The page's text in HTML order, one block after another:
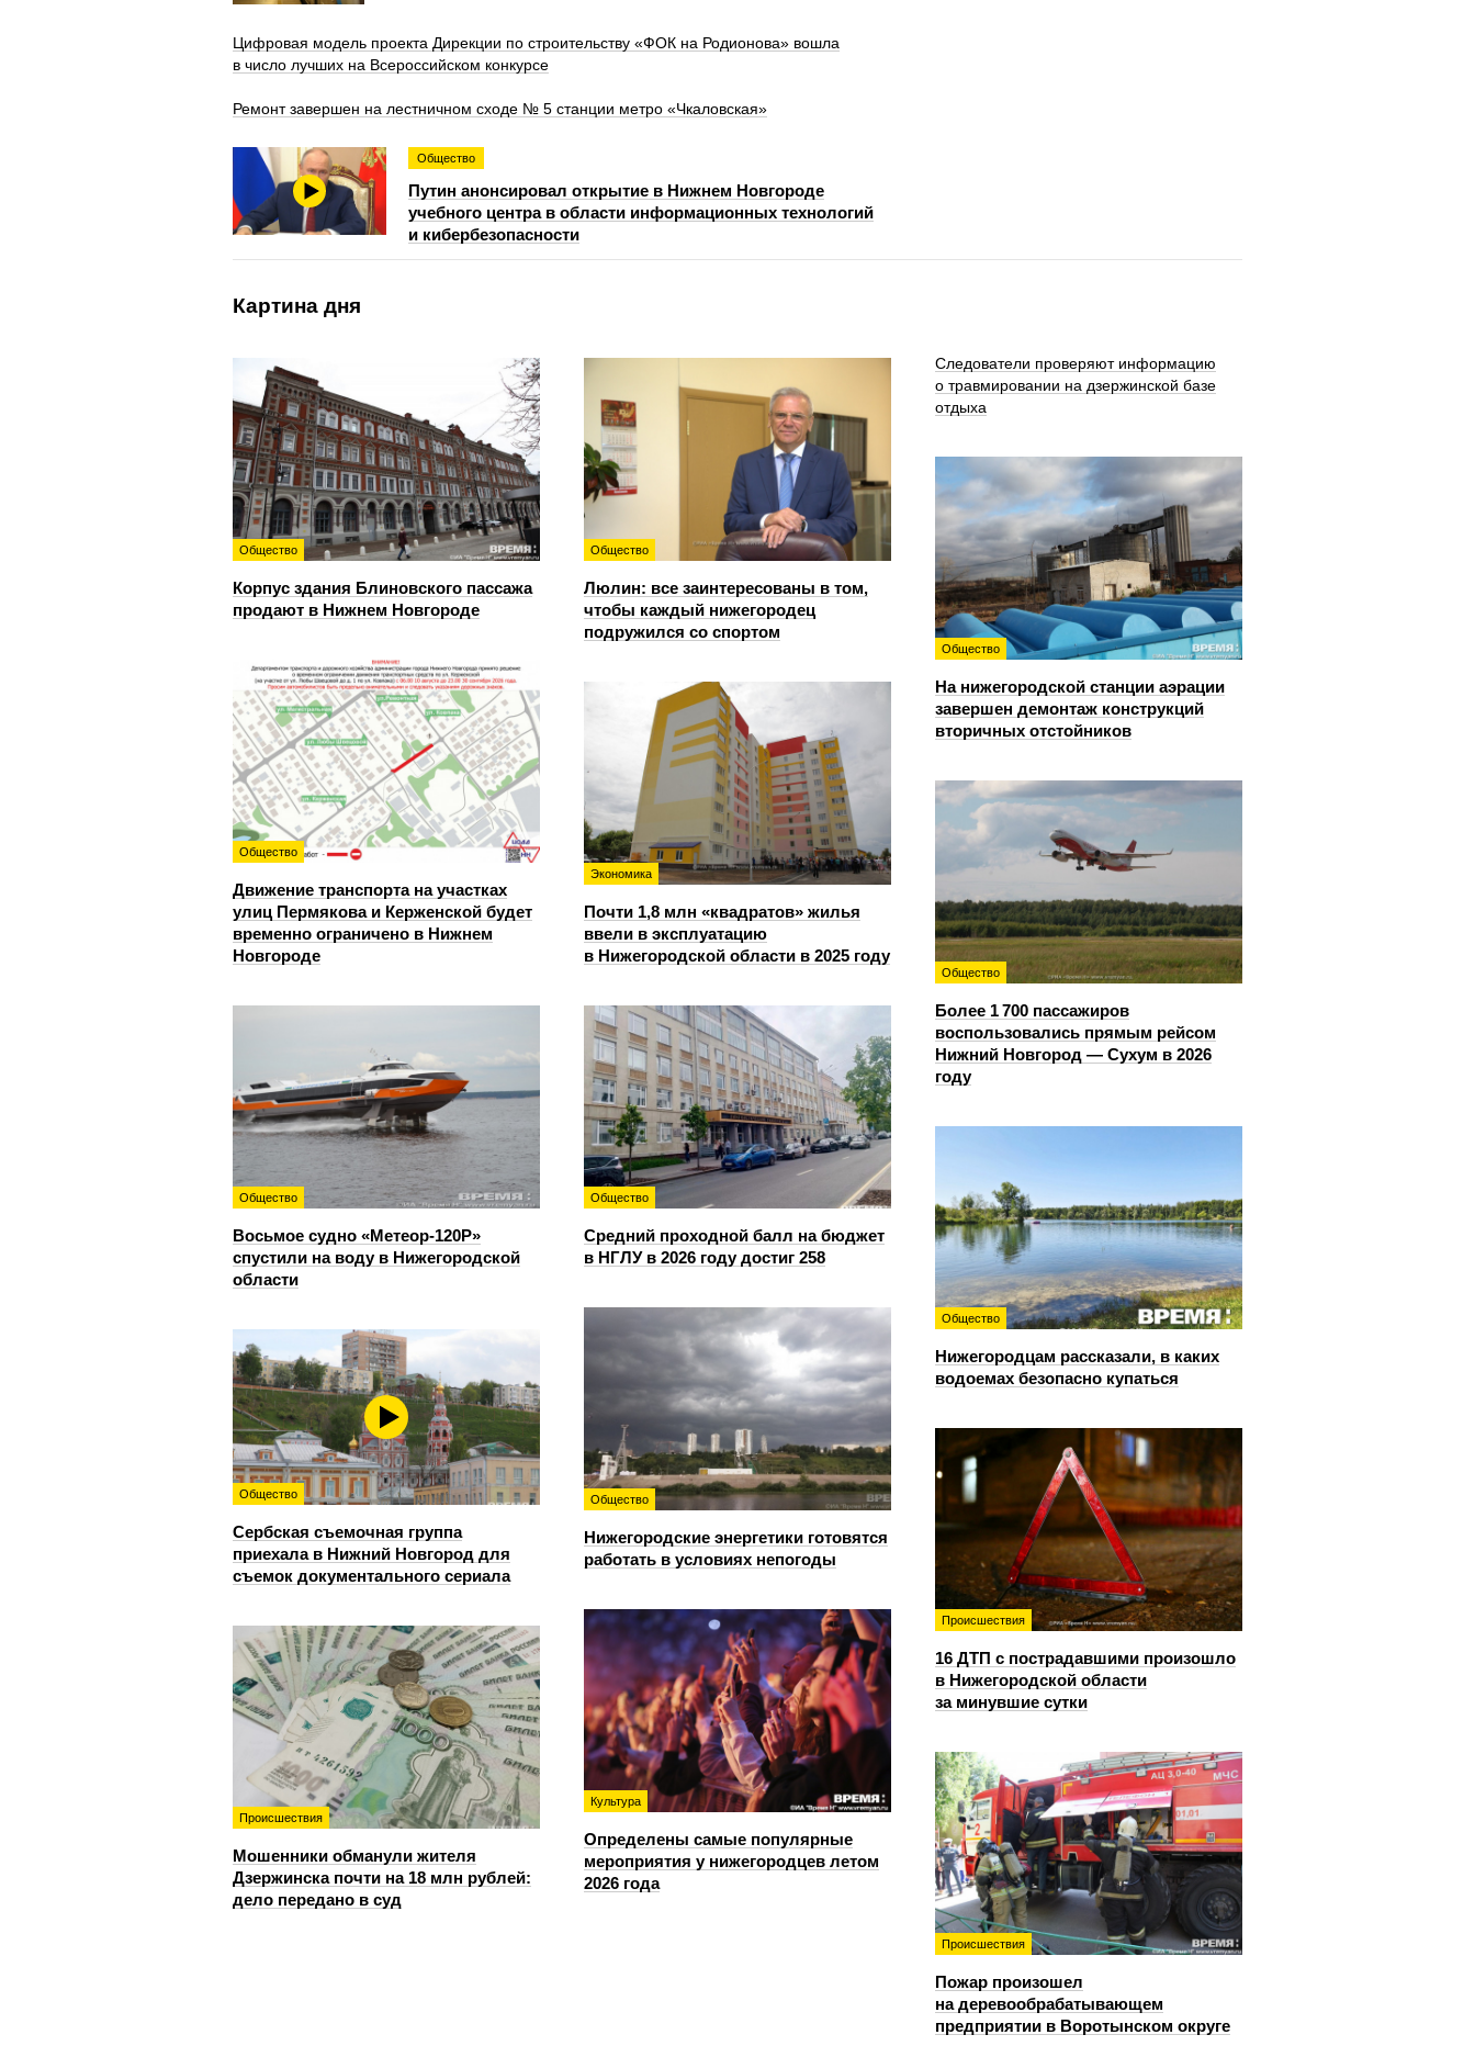
Цифровая модель проекта Дирекции по строительству «ФОК на Родионова» вошла
в число лучших на Всероссийском конкурсе
Ремонт завершен на лестничном сходе № 5 станции метро «Чкаловская»
Общество
Путин анонсировал открытие в Нижнем Новгороде
учебного центра в области информационных технологий
и кибербезопасности
Картина дня
Общество
Корпус здания Блиновского пассажа
продают в Нижнем Новгороде
Общество
Люлин: все заинтересованы в том,
чтобы каждый нижегородец
подружился со спортом
Следователи проверяют информацию
о травмировании на дзержинской базе
отдыха
Общество
На нижегородской станции аэрации
завершен демонтаж конструкций
вторичных отстойников
Общество
Движение транспорта на участках
улиц Пермякова и Керженской будет
временно ограничено в Нижнем
Новгороде
Экономика
Почти 1,8 млн «квадратов» жилья
ввели в эксплуатацию
в Нижегородской области в 2025 году
Общество
Более 1 700 пассажиров
воспользовались прямым рейсом
Нижний Новгород — Сухум в 2026
году
Общество
Восьмое судно «Метеор-120Р»
спустили на воду в Нижегородской
области
Общество
Средний проходной балл на бюджет
в НГЛУ в 2026 году достиг 258
Общество
Нижегородцам рассказали, в каких
водоемах безопасно купаться
Общество
Нижегородские энергетики готовятся
работать в условиях непогоды
Общество
Сербская съемочная группа
приехала в Нижний Новгород для
съемок документального сериала
Происшествия
16 ДТП с пострадавшими произошло
в Нижегородской области
за минувшие сутки
Культура
Определены самые популярные
мероприятия у нижегородцев летом
2026 года
Происшествия
Мошенники обманули жителя
Дзержинска почти на 18 млн рублей:
дело передано в суд
Происшествия
Пожар произошел
на деревообрабатывающем
предприятии в Воротынском округе